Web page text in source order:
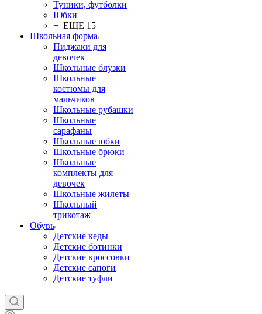
Туники, футболки
Юбки
+ ЕЩЕ 15
Школьная форма
Пиджаки для
девочек
Школьные блузки
Школьные
костюмы для
мальчиков
Школьные рубашки
Школьные
сарафаны
Школьные юбки
Школьные брюки
Школьные
комплекты для
девочек
Школьные жилеты
Школьный
трикотаж
Обувь
Детские кеды
Детские ботинки
Детские кроссовки
Детские сапоги
Детские туфли